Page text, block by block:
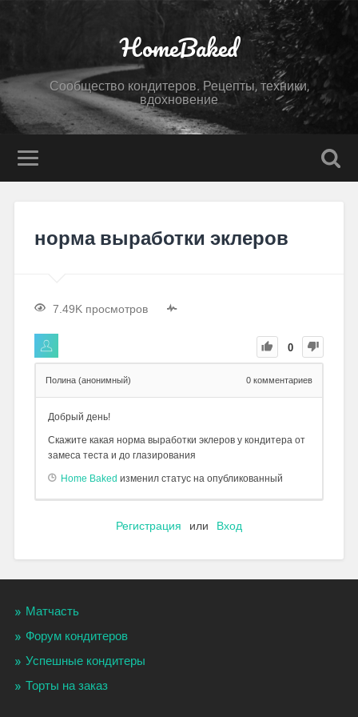
HomeBaked
Сообщество кондитеров. Рецепты, техники,
вдохновение
норма выработки эклеров
7.49K просмотров
0
Полина (анонимный) 0 комментариев
Добрый день!
Скажите какая норма выработки эклеров у кондитера от
замеса теста и до глазирования
Home Baked изменил статус на опубликованный
Регистрация или Вход
Матчасть
Форум кондитеров
Успешные кондитеры
Торты на заказ